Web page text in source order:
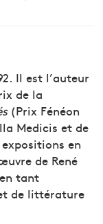
Il est l’auteur
de la
(Prix Fénéon
Medicis et de
en
de René
tant
de littérature